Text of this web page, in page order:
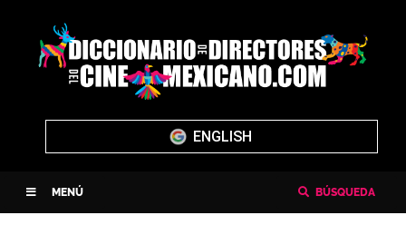
ENGLISH
MENÚ BÚSQUEDA